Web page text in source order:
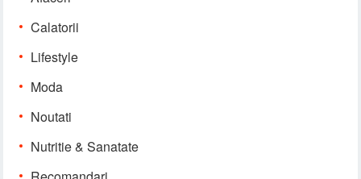
Calatorii
Lifestyle
Moda
Noutati
Nutritie & Sanatate